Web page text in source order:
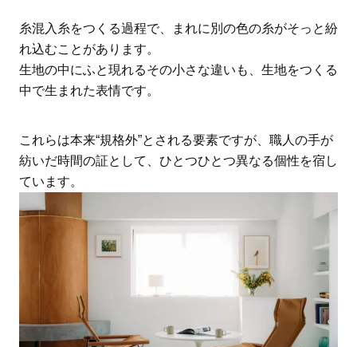
糸混入糸をつくる過程で、まれに別の色の糸がそっと紛
れ込むことがあります。
生地の中にふと現れるその小さな違いも、生地をつくる
中で生まれた表情です。
これらは本来“規格外”とされる要素ですが、職人の手が
紡いだ時間の証として、ひとつひとつ異なる個性を宿し
ています。